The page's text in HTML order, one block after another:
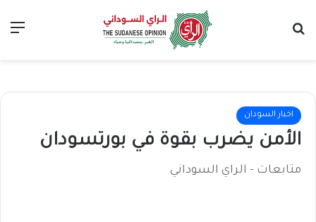
اخبار السودان
الأمن يضرب بقوة في بورتسودان
متابعات - الراي السوداني